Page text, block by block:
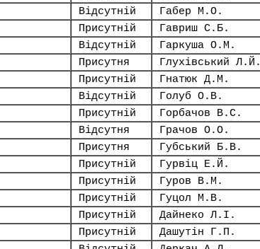
Відсутній Габер М.О.
Присутній Гавриш С.Б.
Відсутній Гаркуша О.М.
Присутня Глухівський Л.Й.
Присутній Гнатюк Д.М.
Відсутній Голуб О.В.
Присутній Горбачов В.С.
Відсутня Грачов О.О.
Присутня Губський Б.В.
Присутній Гурвіц Е.Й.
Присутній Гуров В.М.
Присутній Гуцол М.В.
Присутній Дайнеко Л.І.
Присутній Дашутін Г.П.